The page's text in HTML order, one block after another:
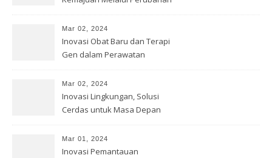
Mar 02, 2024
Inovasi Obat Baru dan Terapi
Gen dalam Perawatan
Mar 02, 2024
Inovasi Lingkungan, Solusi
Cerdas untuk Masa Depan
Mar 01, 2024
Inovasi Pemantauan